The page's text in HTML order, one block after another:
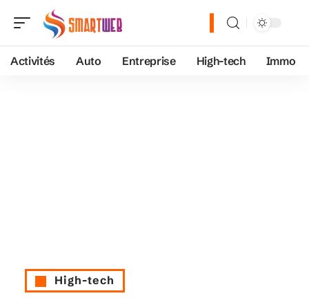
Activités Auto Entreprise High-tech Immo
High-tech